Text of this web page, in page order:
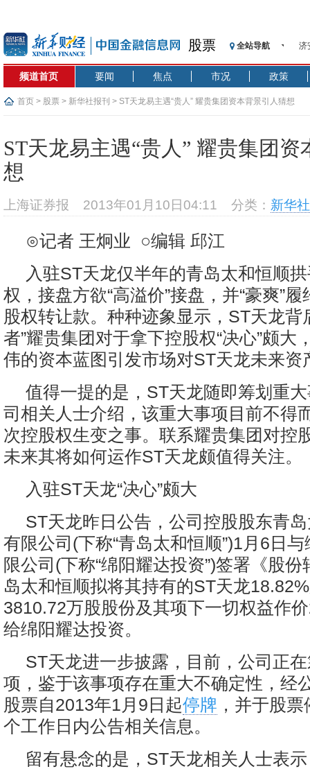
股票 全站导航
济
【
在
沥
频道首页 要闻 焦点 市况 政策
首页 > 股票 > 新华社报刊 > ST天龙易主遇“贵人” 耀贵集团资本背景引人猜想
ST天龙易主遇“贵人” 耀贵集团资
想
上海证券报 2013年01月10日04:11 分类： 新华
⊙记者 王炯业 ○编辑 邱江
入驻ST天龙仅半年的青岛太和恒顺
权，接盘方欲“高溢价”接盘，并“豪爽”履
股权转让款。种种迹象显示，ST天龙背
者”耀贵集团对于拿下控股权“决心”颇大
伟的资本蓝图引发市场对ST天龙未来资
值得一提的是，ST天龙随即筹划重
司相关人士介绍，该重大事项目前不得
次控股权生变之事。联系耀贵集团对控
未来其将如何运作ST天龙颇值得关注。
入驻ST天龙“决心”颇大
ST天龙昨日公告，公司控股股东青
有限公司(下称“青岛太和恒顺”)1月6日
限公司(下称“绵阳耀达投资”)签署《股
岛太和恒顺拟将其持有的ST天龙
3810.72万股股份及其项下一切权益作
给绵阳耀达投资。
ST天龙进一步披露，目前，公司正
项，鉴于该事项存在重大不确定性，经
股票自2013年1月9日起停牌 ，并于股
个工作日内公告相关信息。
留有悬念的是，ST天龙相关人士表